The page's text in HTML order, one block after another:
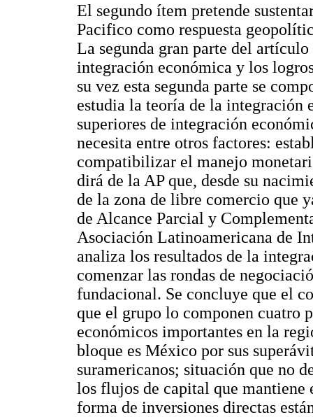
El segundo ítem pretende
Pacifico como respuesta
La segunda gran parte del
integración económica y los
su vez esta segunda parte se
estudia la teoría de la integración
superiores de integración
necesita entre otros factores:
compatibilizar el manejo
dirá de la AP que, desde su
de la zona de libre comercio que
de Alcance Parcial y
Asociación Latinoamericana de
analiza los resultados de la
comenzar las rondas de
fundacional. Se concluye que el
que el grupo lo componen cuatro
económicos importantes en la
bloque es México por sus
suramericanos; situación que no
los flujos de capital que mantiene
forma de inversiones directas